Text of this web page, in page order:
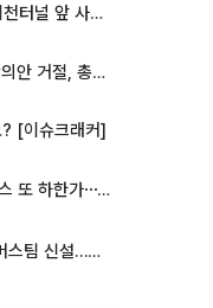
앞 사고 발생
앞두고 시간 끌기”
[이슈크래커]
NXT 프리마켓서 SK하이닉스 또 하한가⋯‘11주 거래’에 시초가 왜곡
매망’ 확대[K뷰티 라방戰]